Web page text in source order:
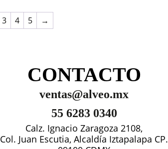
3 4 5 →
CONTACTO
ventas@alveo.mx
55 6283 0340
Calz. Ignacio Zaragoza 2108,
Col. Juan Escutia, Alcaldía Iztapalapa CP.